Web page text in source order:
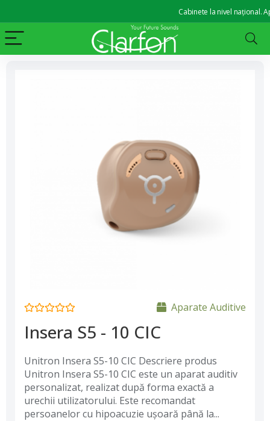
Cabinete la nivel național.
Aparate Auditive
Insera S5 - 10 CIC
Unitron Insera S5-10 CIC Descriere produs
Unitron Insera S5-10 CIC este un aparat auditiv
personalizat, realizat după forma exactă a
urechii utilizatorului. Este recomandat
persoanelor cu hipoacuzie ușoară până la...